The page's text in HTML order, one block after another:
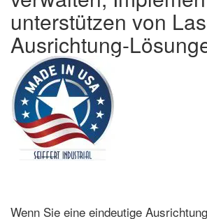
unterstützen von
Ausrichtung-
Wenn Sie eine eindeutige